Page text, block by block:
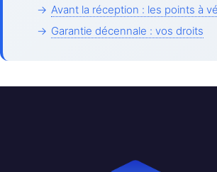
→ Avant la réception : les points à
→ Garantie décennale : vos droits